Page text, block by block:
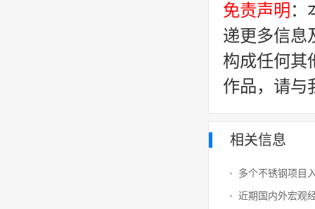
免责声明 ：
递更多信息
构成任何其
作品，请与
相关信息
多个不锈钢项目